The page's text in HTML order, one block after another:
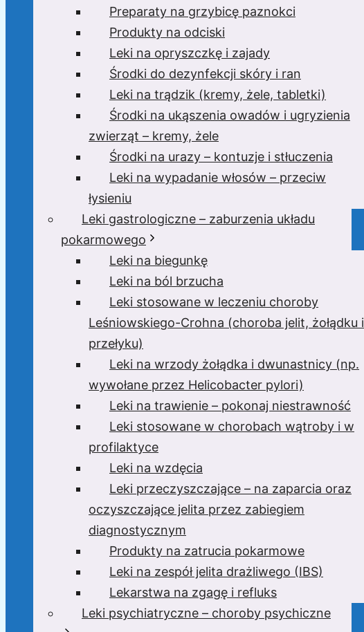
Preparaty na grzybicę paznokci
Produkty na odciski
Leki na opryszczkę i zajady
Środki do dezynfekcji skóry i ran
Leki na trądzik (kremy, żele, tabletki)
Środki na ukąszenia owadów i ugryzienia
zwierząt – kremy, żele
Środki na urazy – kontuzje i stłuczenia
Leki na wypadanie włosów – przeciw
łysieniu
Leki gastrologiczne – zaburzenia układu
pokarmowego
Leki na biegunkę
Leki na ból brzucha
Leki stosowane w leczeniu choroby
Leśniowskiego-Crohna (choroba jelit, żołądku i
przełyku)
Leki na wrzody żołądka i dwunastnicy (np.
wywołane przez Helicobacter pylori)
Leki na trawienie – pokonaj niestrawność
Leki stosowane w chorobach wątroby i w
profilaktyce
Leki na wzdęcia
Leki przeczyszczające – na zaparcia oraz
oczyszczające jelita przez zabiegiem
diagnostycznym
Produkty na zatrucia pokarmowe
Leki na zespół jelita drażliwego (IBS)
Lekarstwa na zgagę i refluks
Leki psychiatryczne – choroby psychiczne